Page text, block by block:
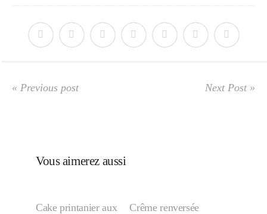
Japon
« Previous post Next Post »
Vous aimerez aussi
Cake printanier aux
Crême renversée